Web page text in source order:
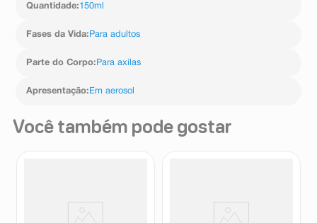
Quantidade:150ml
Fases da Vida: Para adultos
Parte do Corpo: Para axilas
Apresentação: Em aerosol
Você também pode gostar